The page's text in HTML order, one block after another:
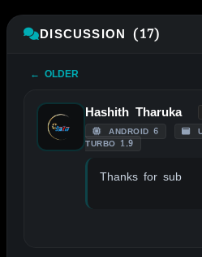
DISCUSSION (17)
← OLDER
Hashith Tharuka
ANDROID 6
TURBO 1.9
Thanks for sub